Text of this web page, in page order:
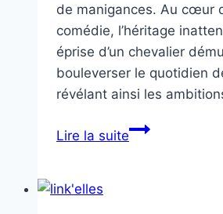
de manigances. Au cœur
comédie, l’héritage
éprise d’un chevalier
bouleverser le quotidien
révélant ainsi les
Lire la suiteLe